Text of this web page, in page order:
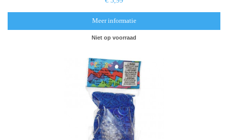
Meer informatie
Niet op voorraad